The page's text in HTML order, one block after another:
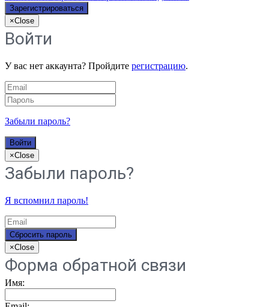
×Close
Войти
У вас нет аккаунта? Пройдите регистрацию.
Забыли пароль?
×Close
Забыли пароль?
Я вспомнил пароль!
×Close
Форма обратной связи
Имя: